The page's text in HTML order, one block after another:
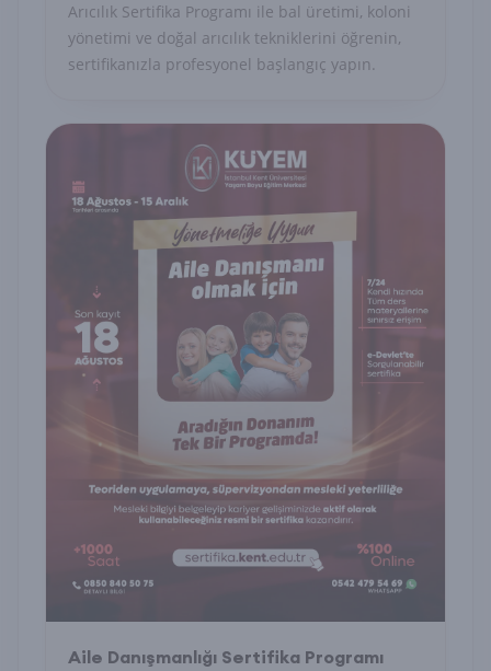
Arıcılık Sertifika Programı ile bal üretimi, koloni
yönetimi ve doğal arıcılık tekniklerini öğrenin,
sertifikanızla profesyonel başlangıç yapın.
Aile Danışmanlığı Sertifika Programı